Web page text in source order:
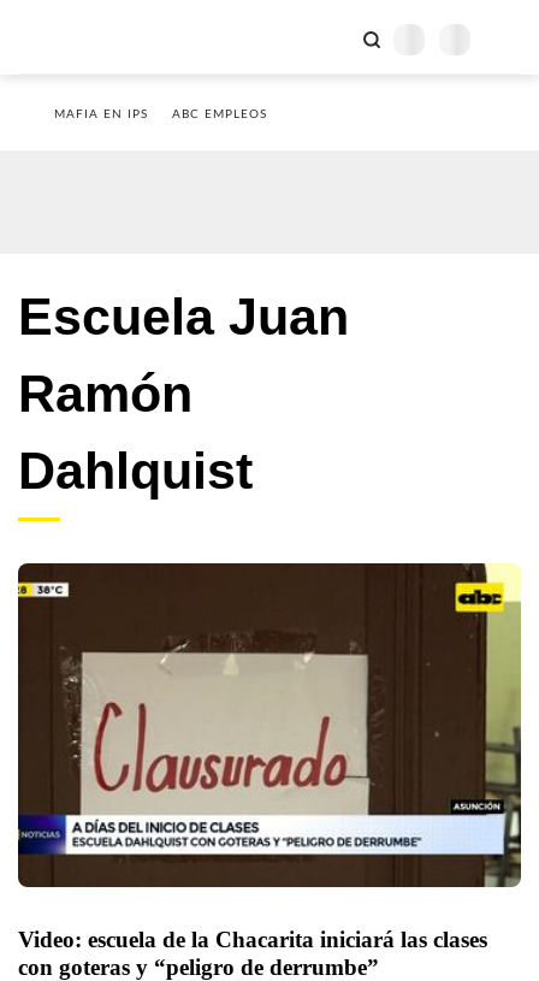
MAFIA EN IPS ABC EMPLEOS
Escuela Juan
Ramón
Dahlquist
Video: escuela de la Chacarita iniciará las clases
con goteras y “peligro de derrumbe”